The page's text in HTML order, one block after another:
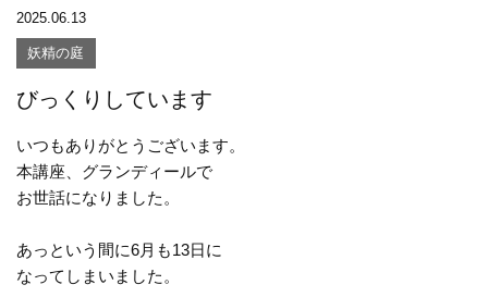
2025.06.13
妖精の庭
びっくりしています
いつもありがとうございます。
本講座、グランディールで
お世話になりました。
あっという間に6月も13日に
なってしまいました。